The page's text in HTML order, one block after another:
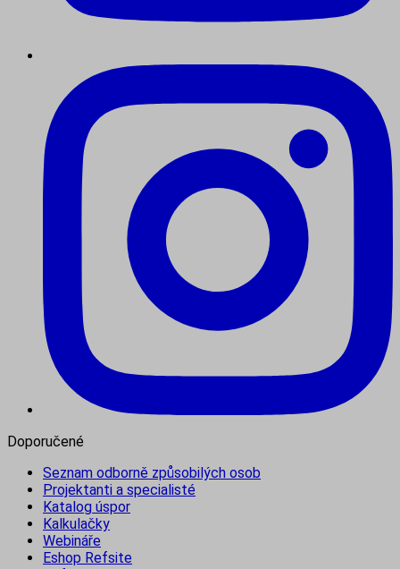
Doporučené
Seznam odborně způsobilých osob
Projektanti a specialisté
Katalog úspor
Kalkulačky
Webináře
Eshop Refsite